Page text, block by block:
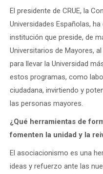
El presidente de CRUE, la
Universidades Españolas,
institución que preside, de
Universitarios de Mayores,
para llevar la Universidad
estos programas, como
ciudadana, invirtiendo y
las personas mayores.
¿Qué herramientas de
fomenten la unidad y la
El asociacionismo es una
ideas y refuerzo ante las